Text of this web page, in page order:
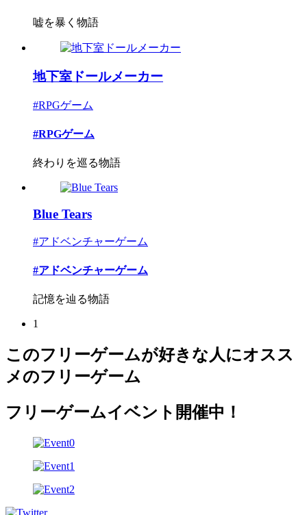
嘘を暴く物語
地下室ドールメーカー
#RPGゲーム
#RPGゲーム
終わりを巡る物語
Blue Tears
#アドベンチャーゲーム
#アドベンチャーゲーム
記憶を辿る物語
1
このフリーゲームが好きな人にオスス
メのフリーゲーム
フリーゲームイベント開催中！